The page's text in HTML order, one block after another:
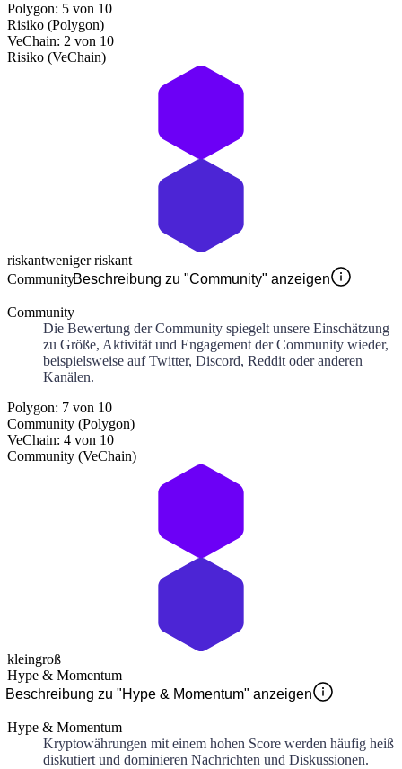
Polygon: 5 von 10
Risiko (Polygon)
VeChain: 2 von 10
Risiko (VeChain)
riskantweniger riskant
CommunityBeschreibung zu "Community" anzeigen
Community
Die Bewertung der Community spiegelt unsere Einschätzung
zu Größe, Aktivität und Engagement der Community wieder,
beispielsweise auf Twitter, Discord, Reddit oder anderen
Kanälen.
Polygon: 7 von 10
Community (Polygon)
VeChain: 4 von 10
Community (VeChain)
kleingroß
Hype & Momentum
Beschreibung zu "Hype & Momentum" anzeigen
Hype & Momentum
Kryptowährungen mit einem hohen Score werden häufig heiß
diskutiert und dominieren Nachrichten und Diskussionen.